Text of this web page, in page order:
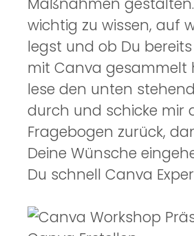
wichtig zu wissen, auf
legst und ob Du
mit Canva gesammelt
lese den unten
durch und schicke mir
Fragebogen zurück,
Deine Wünsche
Du schnell Canva